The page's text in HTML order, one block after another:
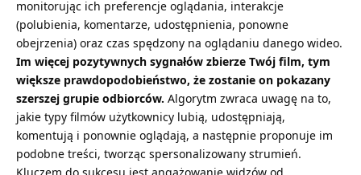
monitorując ich preferencje oglądania, interakcje
(polubienia, komentarze, udostępnienia, ponowne
obejrzenia) oraz czas spędzony na oglądaniu danego wideo.
Im więcej pozytywnych sygnałów zbierze Twój film, tym
większe prawdopodobieństwo, że zostanie on pokazany
szerszej grupie odbiorców. Algorytm zwraca uwagę na to,
jakie typy filmów użytkownicy lubią, udostępniają,
komentują i ponownie oglądają, a następnie proponuje im
podobne treści, tworząc spersonalizowany strumień.
Kluczem do sukcesu jest angażowanie widzów od